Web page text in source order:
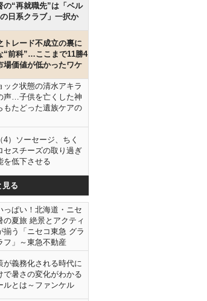
ム社の公式ユーチューブから）
の“再就職先”は「ベル
日系クラブ」一択か
トレード不成立の裏に
“前科”…ここまで11勝4
場価値が低かったワケ
ック状態の清水アキラ
声…子供を亡くした神
もたどった遺族ケアの
4）ソーセージ、ちく
セスチーズの取り過ぎ
を低下させる
見る
っぱい！北海道・ニセ
の夏旅 絶景とアクティ
揃う「ニセコ東急 グラ
フ」～東急不動産
が義務化される時代に
で暑さの変化がわかる
ルとは～ファンケル